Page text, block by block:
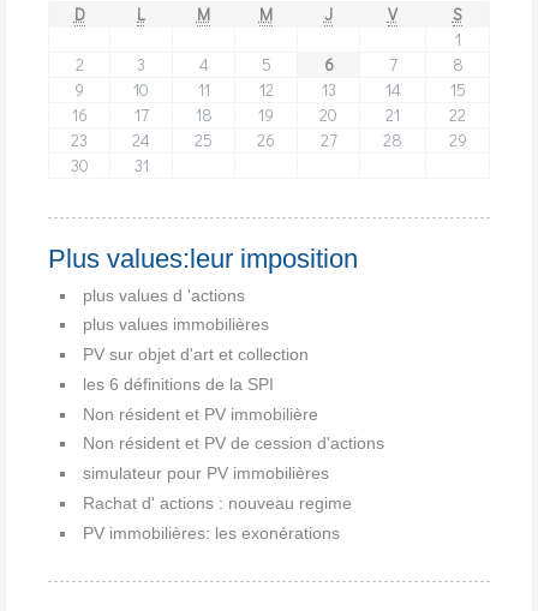
D L M M J V
S
1
2
3 4 5 6 7
8
9
10 11 12 13 14
15
16
17 18 19 20 21
22
23
24 25 26 27 28
29
30
31
Plus values:leur imposition
plus values d 'actions
plus values immobilières
PV sur objet d'art et collection
les 6 définitions de la SPI
Non résident et PV immobilière
Non résident et PV de cession d'actions
simulateur pour PV immobilières
Rachat d' actions : nouveau regime
PV immobilières: les exonérations